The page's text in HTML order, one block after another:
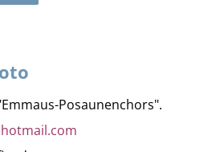
Posaunenchors".